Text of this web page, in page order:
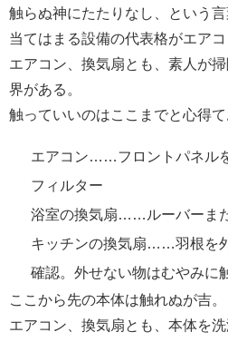
触らぬ神にたたりなし、という
当てはまる設備の代表格がエアコ
エアコン、換気扇とも、素人が
界がある。
触っていいのはここまでと心得て
エアコン……フロントパネル
フィルター
浴室の換気扇……ルーバーま
キッチンの換気扇……羽根を
確認。外せない物はむやみに
ここから先の本体は触れぬが吉。
エアコン、換気扇とも、本体を